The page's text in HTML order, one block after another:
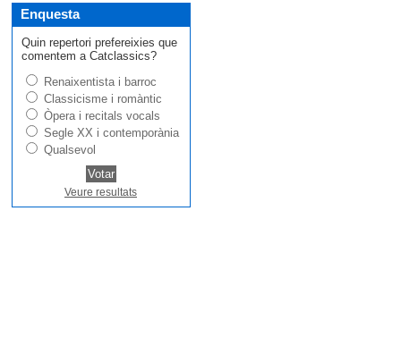
Enquesta
Quin repertori prefereixies que
comentem a Catclassics?
Renaixentista i barroc
Classicisme i romàntic
Òpera i recitals vocals
Segle XX i contemporània
Qualsevol
Veure resultats